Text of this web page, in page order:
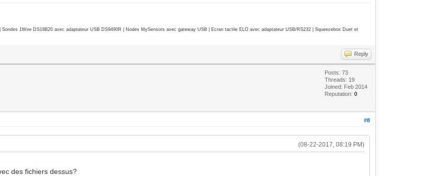
1Wire DS18B20 avec adaptateur USB DS9490R | Nodes MySensors avec gateway USB | Ecran tactile ELO avec adaptateur USB/RS232 | Squeezebox Duet et
Reply
Posts: 73
Threads: 19
Joined: Feb 2014
Reputation:0
#8
(08-22-2017, 08:19 PM)
des fichiers dessus?